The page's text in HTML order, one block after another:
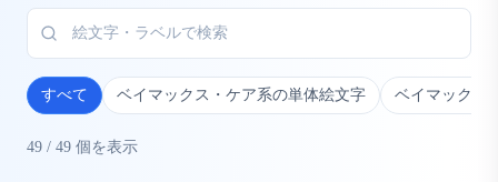
すべて ベイマックス・ケア系の単体絵文字 ベイマックス
49 / 49 個を表示